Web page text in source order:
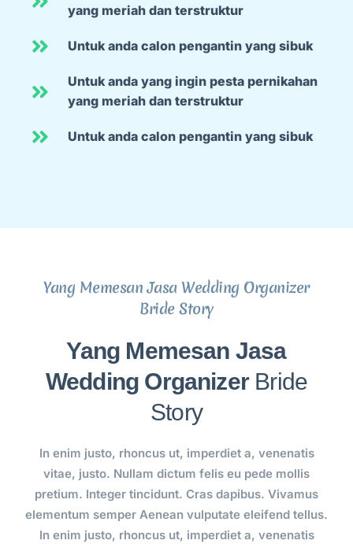
yang meriah dan terstruktur
Untuk anda calon pengantin yang sibuk
Untuk anda yang ingin pesta pernikahan
yang meriah dan terstruktur
Untuk anda calon pengantin yang sibuk
Yang Memesan Jasa Wedding Organizer
Bride Story
Yang Memesan Jasa
Wedding OrganizerBride
Story
In enim justo, rhoncus ut, imperdiet a, venenatis
vitae, justo. Nullam dictum felis eu pede mollis
pretium. Integer tincidunt. Cras dapibus. Vivamus
elementum semper Aenean vulputate eleifend tellus.
In enim justo, rhoncus ut, imperdiet a, venenatis